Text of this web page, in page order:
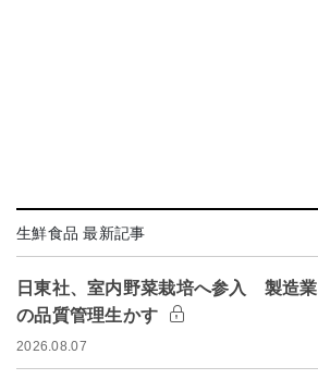
生鮮食品 最新記事
日東社、室内野菜栽培へ参入 製造業
の品質管理生かす
2026.08.07